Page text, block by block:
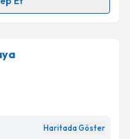
takvimi talebi
almanız için bir
ile bilgilendireceğiz.
Haritada Göster